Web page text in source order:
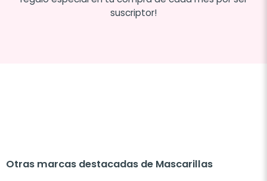
suscriptor!
Otras marcas destacadas de Mascarillas